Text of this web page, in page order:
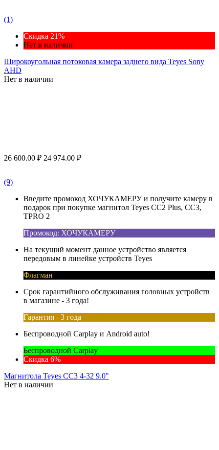
(1)
Скидка 21%
Нет в наличии
Широкоугольная потоковая камера заднего вида Teyes Sony
AHD
Нет в наличии
26 600.00 ₽ 24 974.00 ₽
(9)
Введите промокод ХОЧУКАМЕРУ и получите камеру в
подарок при покупке магнитол Teyes CC2 Plus, CC3,
TPRO 2
Промокод: ХОЧУКАМЕРУ
На текущий момент данное устройство является
передовым в линейке устройств Teyes
Флагман
Срок гарантийного обслуживания головных устройств
в магазине - 3 года!
Гарантия - 3 года
Беспроводной Carplay и Android auto!
Беспроводной Carplay
Скидка 6%
Магнитола Teyes CC3 4-32 9.0"
Нет в наличии